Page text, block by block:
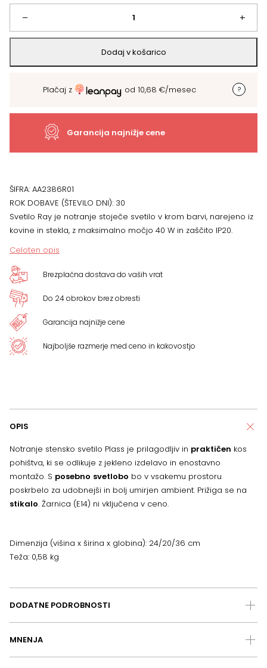
–
Notranje
stensko
svetilo
+
Dodaj v košarico
Plačaj z od 10,68 €/mesec
Garancija najnižje cene
ŠIFRA: AA2386R01
ROK DOBAVE (ŠTEVILO DNI): 30
Svetilo Ray je notranje stoječe svetilo v krom barvi, narejeno iz
kovine in stekla, z maksimalno močjo 40 W in zaščito IP20.
Celoten opis
Brezplačna dostava do vaših vrat
Do 24 obrokov brez obresti
Garancija najnižje cene
Najboljše razmerje med ceno in kakovostjo
OPIS
Notranje stensko svetilo Plass je prilagodljiv in praktičen kos
pohištva, ki se odlikuje z jekleno izdelavo in enostavno
montažo. S posebno svetlobo bo v vsakemu prostoru
poskrbelo za udobnejši in bolj umirjen ambient. Prižiga se na
stikalo. Žarnica (E14) ni vključena v ceno.
Dimenzija (višina x širina x globina): 24/20/36 cm
Teža: 0,58 kg
DODATNE PODROBNOSTI
MNENJA